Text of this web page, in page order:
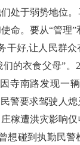
处于弱势地位
命。要从“管理
干好,让人民群
的衣食父母”。
寺南路发现一
警要求驾驶人
稼遭洪灾影响
想碰到执勤民